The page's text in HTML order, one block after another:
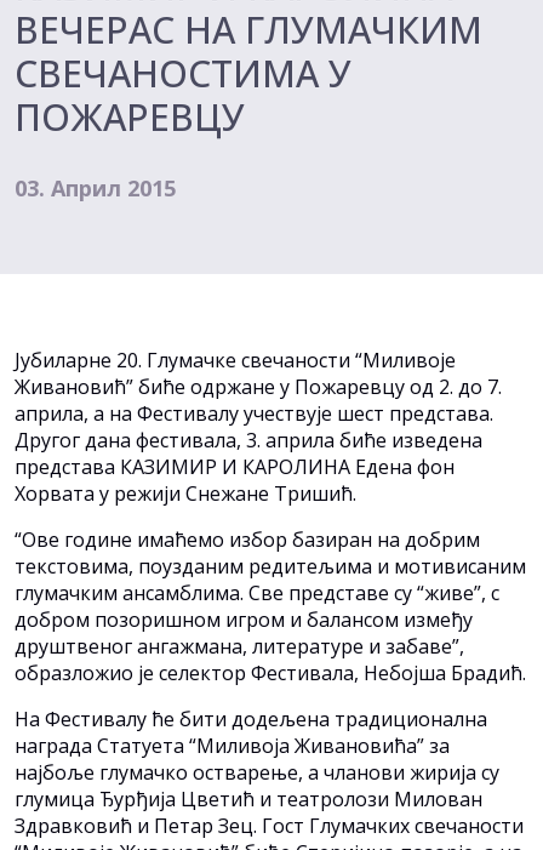
ВЕЧЕРАС НА ГЛУМАЧКИМ
СВЕЧАНОСТИМА У
ПОЖАРЕВЦУ
03. Април 2015
Јубиларне 20. Глумачке свечаности “Миливоје
Живановић” биће одржане у Пожаревцу од 2. до 7.
априла, а на Фестивалу учествује шест представа.
Другог дана фестивала, 3. априла биће изведена
представа КАЗИМИР И КАРОЛИНА Едена фон
Хорвата у режији Снежане Тришић.
“Ове године имаћемо избор базиран на добрим
текстовима, поузданим редитељима и мотивисаним
глумачким ансамблима. Све представе су “живе”, с
добром позоришном игром и балансом између
друштвеног ангажмана, литературе и забаве”,
образложио је селектор Фестивала, Небојша Брадић.
На Фестивалу ће бити додељена традиционална
награда Статуета “Миливоја Живановића” за
најбоље глумачко остварење, а чланови жирија су
глумица Ђурђија Цветић и театролози Милован
Здравковић и Петар Зец. Гост Глумачких свечаности